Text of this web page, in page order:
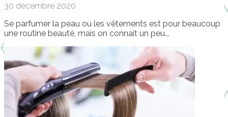
30 décembre 2020
Se parfumer la peau ou les vêtements est pour beaucoup
une routine beauté, mais on connait un peu...